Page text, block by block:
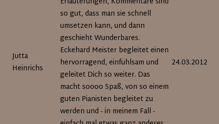
Jutta
Heinrichs
so gut, dass man sie schnell
umsetzen kann, und dann
geschieht Wunderbares.
Eckehard Meister begleitet einen
hervorragend, einfühlsam und
geleitet Dich so weiter. Das
macht soooo Spaß, von so einem
guten Pianisten begleitet zu
werden und - in meinem Fall -
24.03.2012